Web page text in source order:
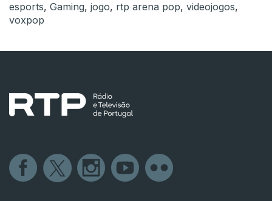
esports, Gaming, jogo, rtp arena pop, videojogos,
voxpop